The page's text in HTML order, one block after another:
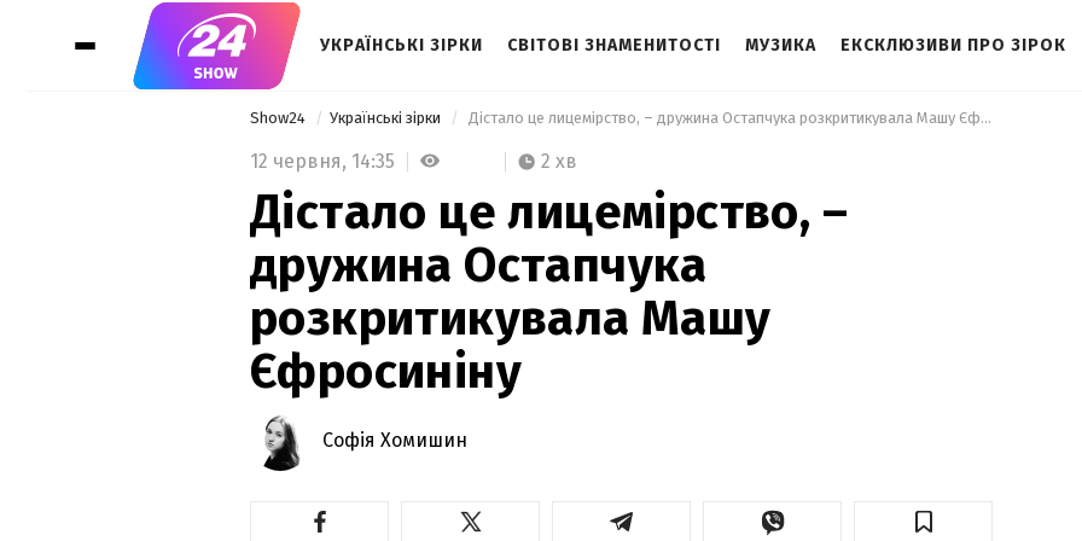
УКРАЇНСЬКІ ЗІРКИ СВІТОВІ ЗНАМЕНИТОСТІ МУЗИКА ЕКСКЛЮЗИВИ ПРО ЗІРОК
Show24 Українські зірки Дістало це лицемірство, – дружина Остапчука розкритикувала Машу Єфросиніну
12 червня, 14:35 2 хв
Дістало це лицемірство, –
дружина Остапчука
розкритикувала Машу
Єфросиніну
Софія Хомишин